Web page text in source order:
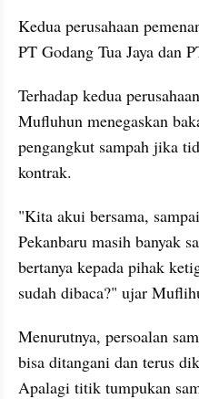
Kedua perusahaan
PT Godang Tua Jaya dan
Terhadap kedua
Mufluhun menegaskan
pengangkut sampah jika
kontrak.
"Kita akui bersama,
Pekanbaru masih banyak
bertanya kepada pihak
sudah dibaca?" ujar
Menurutnya, persoalan
bisa ditangani dan terus
Apalagi titik tumpukan